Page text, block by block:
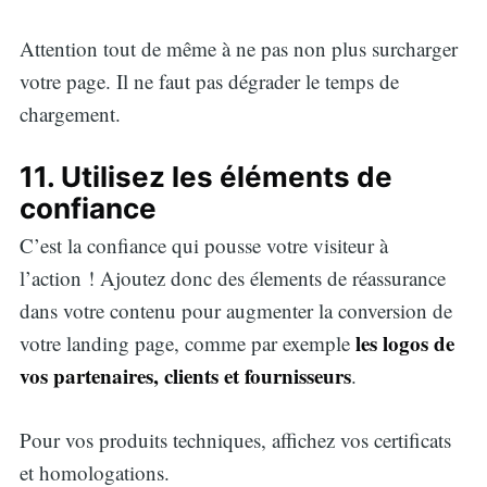
Attention tout de même à ne pas non plus surcharger
votre page. Il ne faut pas dégrader le temps de
chargement.
11. Utilisez les éléments de
confiance
C’est la confiance qui pousse votre visiteur à
l’action ! Ajoutez donc des élements de réassurance
dans votre contenu pour augmenter la conversion de
votre landing page, comme par exemple les logos de
vos partenaires, clients et fournisseurs.
Pour vos produits techniques, affichez vos certificats
et homologations.